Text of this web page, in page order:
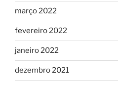
março 2022
fevereiro 2022
janeiro 2022
dezembro 2021